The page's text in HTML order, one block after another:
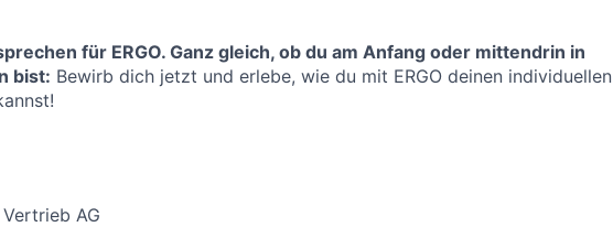
für ERGO. Ganz gleich, ob du am Anfang oder mittendrin in
bist: Bewirb dich jetzt und erlebe, wie du mit ERGO deinen individuellen
AG